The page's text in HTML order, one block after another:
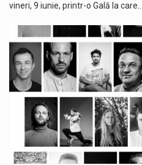
vineri, 9 iunie, printr-o Gală la care…